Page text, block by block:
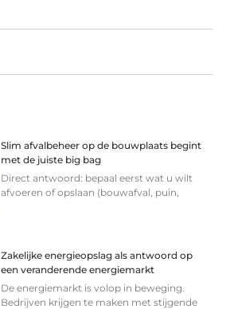
Slim afvalbeheer op de bouwplaats begint
met de juiste big bag
Direct antwoord: bepaal eerst wat u wilt
afvoeren of opslaan (bouwafval, puin,
Zakelijke energieopslag als antwoord op
een veranderende energiemarkt
De energiemarkt is volop in beweging.
Bedrijven krijgen te maken met stijgende